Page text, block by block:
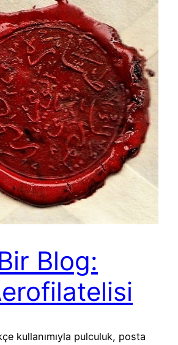
Blog:
kullanımıyla pulculuk, posta